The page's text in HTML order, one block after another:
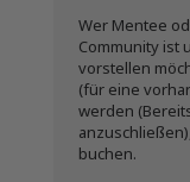
Wer Mentee
Community ist
vorstellen
(für eine
werden
buchen.